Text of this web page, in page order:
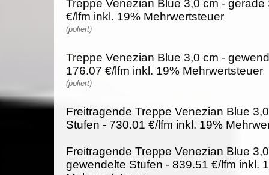
Treppe Venezian Blue 3,0 cm - gerade
€/lfm inkl. 19% Mehrwertsteuer
(poliert)
Treppe Venezian Blue 3,0 cm -
176.07 €/lfm inkl. 19% Mehrwertsteuer
(poliert)
Freitragende Treppe Venezian Blue
Stufen - 730.01 €/lfm inkl. 19%
Freitragende Treppe Venezian Blue
gewendelte Stufen - 839.51 €/lfm inkl.